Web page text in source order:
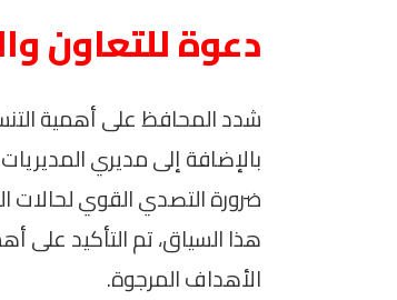
دعوة للتعاون
شدد المحافظ على أهمية
بالإضافة إلى مديري
ضرورة التصدي القوي لحالات
هذا السياق، تم التأكيد على
الأهداف المرجوة.